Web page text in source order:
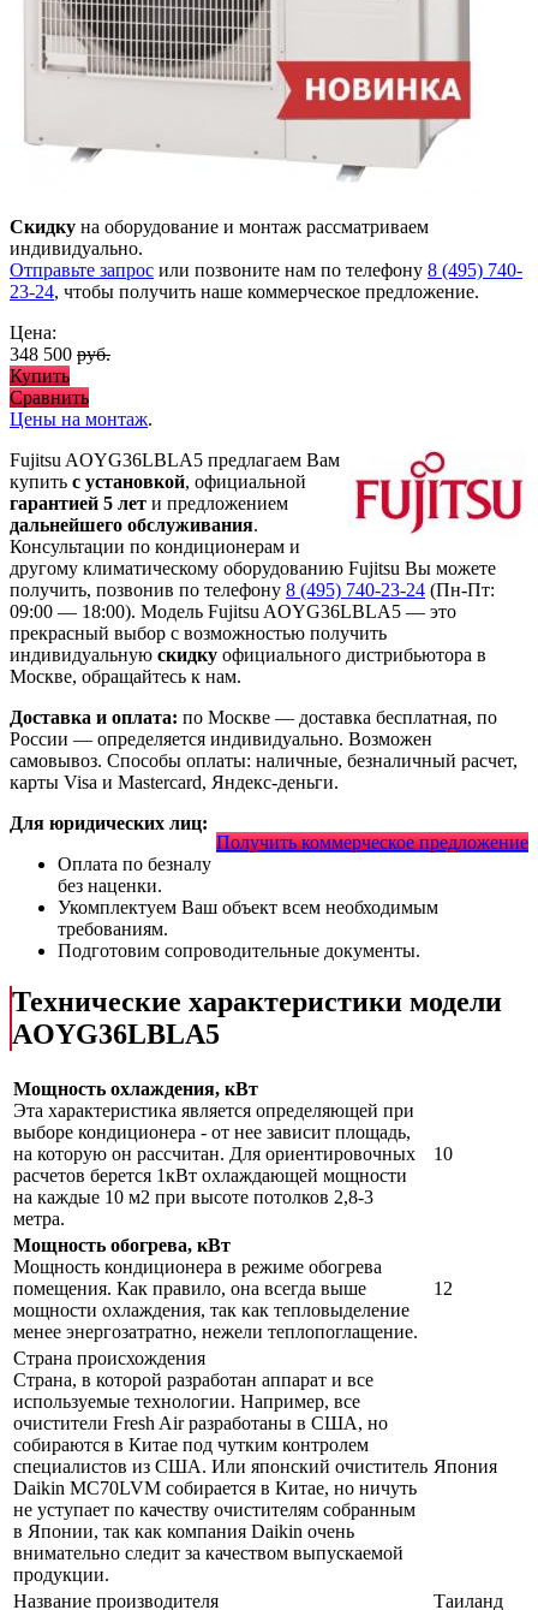
Скидку на оборудование и монтаж рассматриваем
индивидуально.
Отправьте запрос или позвоните нам по телефону 8 (495) 740-
23-24, чтобы получить наше коммерческое предложение.
Цена:
348 500 руб.
Купить
Сравнить
Цены на монтаж.
Fujitsu AOYG36LBLA5 предлагаем Вам
купить с установкой, официальной
гарантией 5 лет и предложением
дальнейшего обслуживания.
Консультации по кондиционерам и
другому климатическому оборудованию Fujitsu Вы можете
получить, позвонив по телефону 8 (495) 740-23-24 (Пн-Пт:
09:00 — 18:00). Модель Fujitsu AOYG36LBLA5 — это
прекрасный выбор с возможностью получить
индивидуальную скидку официального дистрибьютора в
Москве, обращайтесь к нам.
Доставка и оплата: по Москве — доставка бесплатная, по
России — определяется индивидуально. Возможен
самовывоз. Способы оплаты: наличные, безналичный расчет,
карты Visa и Mastercard, Яндекс-деньги.
Получить коммерческое предложение
Для юридических лиц:
Оплата по безналу
без наценки.
Укомплектуем Ваш объект всем необходимым
требованиям.
Подготовим сопроводительные документы.
Технические характеристики модели
AOYG36LBLA5
Мощность охлаждения, кВт
Эта характеристика является определяющей при
выборе кондиционера - от нее зависит площадь,
на которую он рассчитан. Для ориентировочных
расчетов берется 1кВт охлаждающей мощности
на каждые 10 м2 при высоте потолков 2,8-3
метра.
10
Мощность обогрева, кВт
Мощность кондиционера в режиме обогрева
помещения. Как правило, она всегда выше
мощности охлаждения, так как тепловыделение
менее энергозатратно, нежели теплопоглащение.
12
Страна происхождения
Страна, в которой разработан аппарат и все
используемые технологии. Например, все
очистители Fresh Air разработаны в США, но
собираются в Китае под чутким контролем
специалистов из США. Или японский очиститель
Daikin MC70LVM собирается в Китае, но ничуть
не уступает по качеству очистителям собранным
в Японии, так как компания Daikin очень
внимательно следит за качеством выпускаемой
продукции.
Япония
Название производителя Таиланд